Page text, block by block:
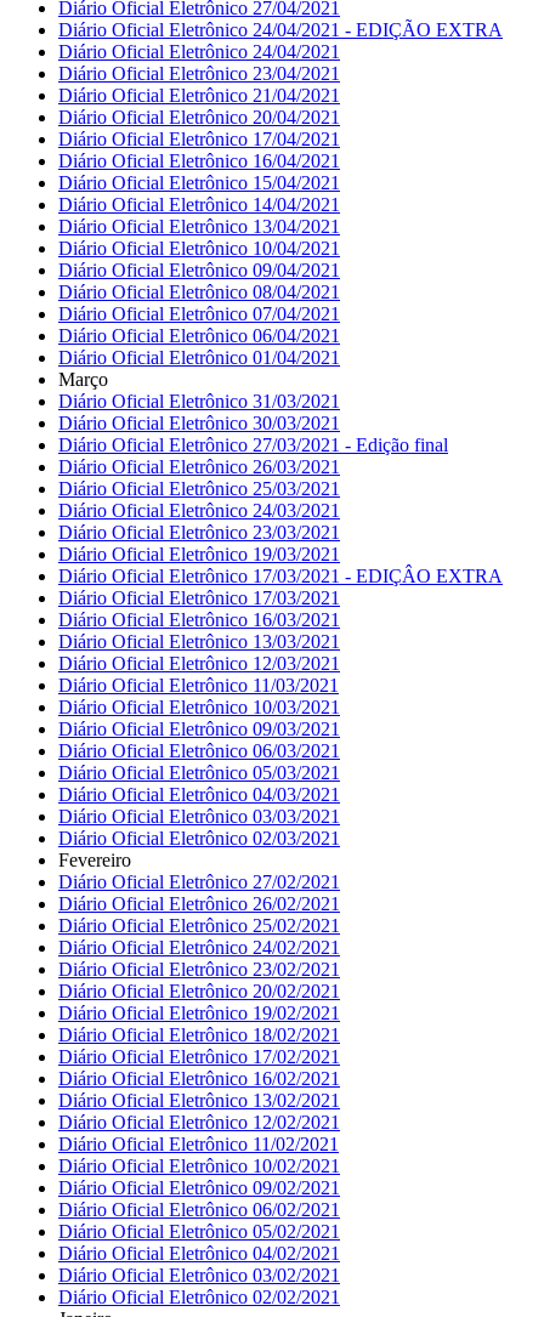
Diário Oficial Eletrônico 27/04/2021
Diário Oficial Eletrônico 24/04/2021 - EDIÇÃO EXTRA
Diário Oficial Eletrônico 24/04/2021
Diário Oficial Eletrônico 23/04/2021
Diário Oficial Eletrônico 21/04/2021
Diário Oficial Eletrônico 20/04/2021
Diário Oficial Eletrônico 17/04/2021
Diário Oficial Eletrônico 16/04/2021
Diário Oficial Eletrônico 15/04/2021
Diário Oficial Eletrônico 14/04/2021
Diário Oficial Eletrônico 13/04/2021
Diário Oficial Eletrônico 10/04/2021
Diário Oficial Eletrônico 09/04/2021
Diário Oficial Eletrônico 08/04/2021
Diário Oficial Eletrônico 07/04/2021
Diário Oficial Eletrônico 06/04/2021
Diário Oficial Eletrônico 01/04/2021
Março
Diário Oficial Eletrônico 31/03/2021
Diário Oficial Eletrônico 30/03/2021
Diário Oficial Eletrônico 27/03/2021 - Edição final
Diário Oficial Eletrônico 26/03/2021
Diário Oficial Eletrônico 25/03/2021
Diário Oficial Eletrônico 24/03/2021
Diário Oficial Eletrônico 23/03/2021
Diário Oficial Eletrônico 19/03/2021
Diário Oficial Eletrônico 17/03/2021 - EDIÇÂO EXTRA
Diário Oficial Eletrônico 17/03/2021
Diário Oficial Eletrônico 16/03/2021
Diário Oficial Eletrônico 13/03/2021
Diário Oficial Eletrônico 12/03/2021
Diário Oficial Eletrônico 11/03/2021
Diário Oficial Eletrônico 10/03/2021
Diário Oficial Eletrônico 09/03/2021
Diário Oficial Eletrônico 06/03/2021
Diário Oficial Eletrônico 05/03/2021
Diário Oficial Eletrônico 04/03/2021
Diário Oficial Eletrônico 03/03/2021
Diário Oficial Eletrônico 02/03/2021
Fevereiro
Diário Oficial Eletrônico 27/02/2021
Diário Oficial Eletrônico 26/02/2021
Diário Oficial Eletrônico 25/02/2021
Diário Oficial Eletrônico 24/02/2021
Diário Oficial Eletrônico 23/02/2021
Diário Oficial Eletrônico 20/02/2021
Diário Oficial Eletrônico 19/02/2021
Diário Oficial Eletrônico 18/02/2021
Diário Oficial Eletrônico 17/02/2021
Diário Oficial Eletrônico 16/02/2021
Diário Oficial Eletrônico 13/02/2021
Diário Oficial Eletrônico 12/02/2021
Diário Oficial Eletrônico 11/02/2021
Diário Oficial Eletrônico 10/02/2021
Diário Oficial Eletrônico 09/02/2021
Diário Oficial Eletrônico 06/02/2021
Diário Oficial Eletrônico 05/02/2021
Diário Oficial Eletrônico 04/02/2021
Diário Oficial Eletrônico 03/02/2021
Diário Oficial Eletrônico 02/02/2021